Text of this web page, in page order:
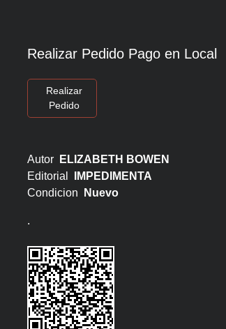
Realizar Pedido Pago en Local
Realizar
Pedido
Autor
ELIZABETH BOWEN
Editorial
IMPEDIMENTA
Condicion
Nuevo
.